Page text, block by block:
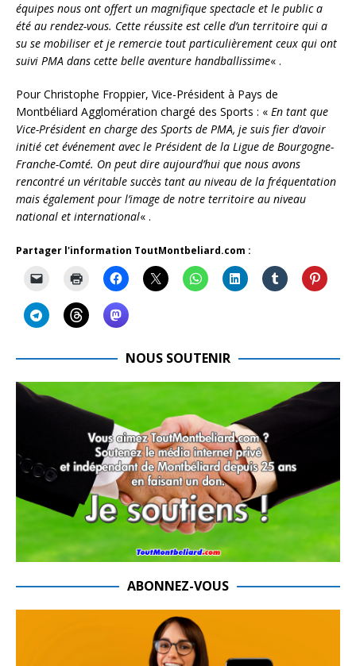
équipes nous ont offert un magnifique spectacle et le public a
été au rendez-vous. Cette réussite est celle d’un territoire qui a
su se mobiliser et je remercie tout particulièrement ceux qui ont
suivi PMA dans cette belle aventure handballissime« .
Pour Christophe Froppier, Vice-Président à Pays de
Montbéliard Agglomération chargé des Sports : « En tant que
Vice-Président en charge des Sports de PMA, je suis fier d’avoir
initié cet événement avec le Président de la Ligue de Bourgogne-
Franche-Comté. On peut dire aujourd’hui que nous avons
rencontré un véritable succès tant au niveau de la fréquentation
mais également pour l’image de notre territoire au niveau
national et international« .
Partager l'information ToutMontbeliard.com :
NOUS SOUTENIR
ABONNEZ-VOUS